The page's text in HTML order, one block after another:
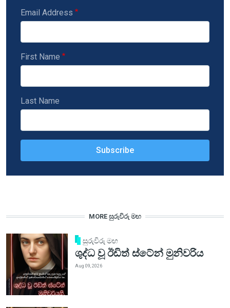
Email Address
First Name
Last Name
MORE සුරුවිරු මඟ
සුරුවිරු මඟ
ශුද්ධ වූ ඊඩිත් ස්ටේන් මුනිවරිය
Aug 09, 2026